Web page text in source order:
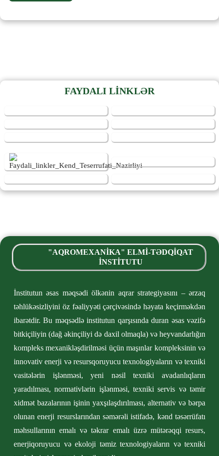
FAYDALI LİNKLƏR
"AQROMEXANİKA" ELMİ-TƏDQİQAT
İNSTİTUTU
İnstitutun əsas məqsədi ölkənin aqrar strategiyasını – ərzaq
təhlükəsizliyini öz fəaliyyəti çərçivəsində həyata keçirməkdən
ibarətdir. Bu məqsədlə institutun qarşısında duran əsas vəzifə
bitkiçiliyin (dağ əkinçiliyi də daxil olmaqla) və heyvandarlığın
kompleks mexanikləşdirilməsi üçün maşınlar kompleksinin və
innovativ enerji və resursqoruyucu texnologiyaların və texniki
vasitələrin işlənməsi, yeni nəsil texniki avadanlıqların
yaradılması, normativlərin işlənməsi, texniki servis və təmir
xidmət bazalarının işinin yaxşılaşdırılması, alternativ və bərpa
olunan enerji resurslarından səmərəli istifadə, kənd təsərrüfatı
məhsullarının emalı və təkrar emalı üzrə mütərəqqi resurs,
enerjiqoruyucu və ekoloji təmiz texnologiyaların və texniki